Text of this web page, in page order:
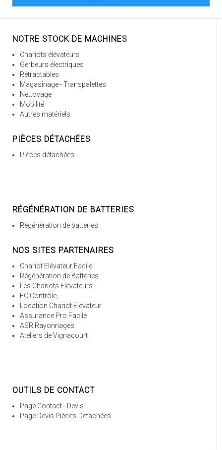
NOTRE STOCK DE MACHINES
Chariots élévateurs
Gerbeurs électriques
Rétractables
Magasinage - Transpalettes
Nettoyage
Mobilité
Autres matériels
PIÈCES DÉTACHÉES
Pièces détachées
RÉGÉNÉRATION DE BATTERIES
Régénération de batteries
NOS SITES PARTENAIRES
Chariot Elévateur Facile
Régénération de Batteries
Les Chariots Elévateurs
FC Contrôle
Location Chariot Elévateur
Assurance Pro Facile
ASR Rayonnages
Ateliers de Vignacourt
OUTILS DE CONTACT
Page Contact - Devis
Page Devis Pièces-Détachées